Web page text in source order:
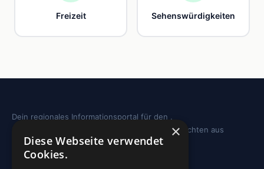
Freizeit Sehenswürdigkeiten
Dein regionales Informationsportal für den .
Sehenswürdigkeiten, Ausflugstipps und Geschichten aus
deiner Region.
×
Diese Webseite verwendet
Cookies.